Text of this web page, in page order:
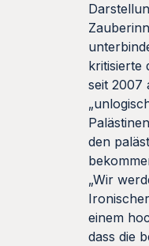
kritisierte
seit 2007
den
„Wir
einem
dass die